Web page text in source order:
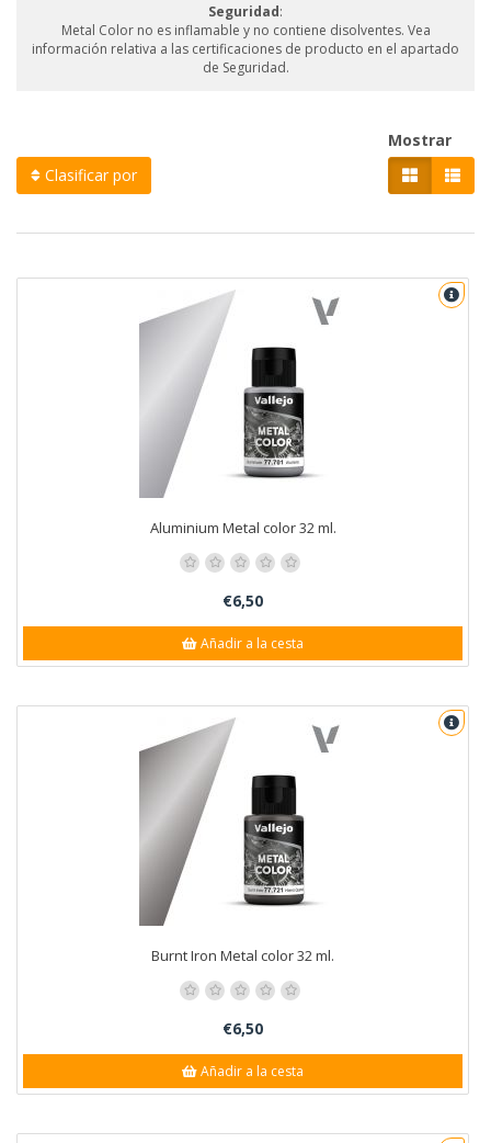
Seguridad:
Metal Color no es inflamable y no contiene disolventes. Vea
información relativa a las certificaciones de producto en el apartado
de Seguridad.
Clasificar por
Mostrar
Aluminium Metal color 32 ml.
€6,50
Añadir a la cesta
Burnt Iron Metal color 32 ml.
€6,50
Añadir a la cesta